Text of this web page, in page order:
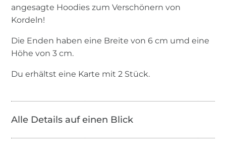
angesagte Hoodies zum Verschönern von
Kordeln!
Die Enden haben eine Breite von 6 cm umd eine
Höhe von 3 cm.
Du erhältst eine Karte mit 2 Stück.
Alle Details auf einen Blick